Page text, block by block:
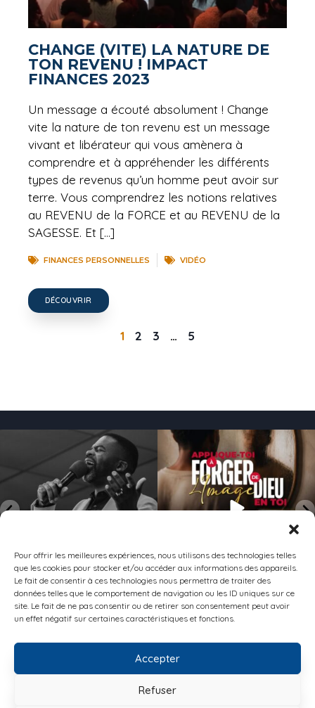
Pour offrir les meilleures expériences, nous utilisons des technologies telles
que les cookies pour stocker et/ou accéder aux informations des appareils.
Le fait de consentir à ces technologies nous permettra de traiter des
données telles que le comportement de navigation ou les ID uniques sur ce
site. Le fait de ne pas consentir ou de retirer son consentement peut avoir
un effet négatif sur certaines caractéristiques et fonctions.
Accepter
Refuser
CHANGE (VITE) LA NATURE DE
TON REVENU ! IMPACT
FINANCES 2023
Un message a écouté absolument ! Change
vite la nature de ton revenu est un message
vivant et libérateur qui vous amènera à
comprendre et à appréhender les différents
types de revenus qu’un homme peut avoir sur
terre. Vous comprendrez les notions relatives
au REVENU de la FORCE et au REVENU de la
SAGESSE. Et […]
FINANCES PERSONNELLES VIDÉO
DÉCOUVRIR
1 2 3 … 5
2 157
Suivez moi sur Instagram
POLITIQUE DE COOKIES (UE)